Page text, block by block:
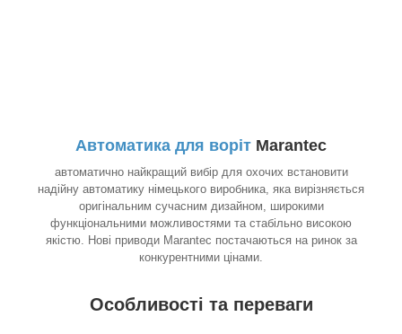
Автоматика для воріт Marantec
автоматично найкращий вибір для охочих встановити
надійну автоматику німецького виробника, яка вирізняється
оригінальним сучасним дизайном, широкими
функціональними можливостями та стабільно високою
якістю. Нові приводи Marantec постачаються на ринок за
конкурентними цінами.
Особливості та переваги